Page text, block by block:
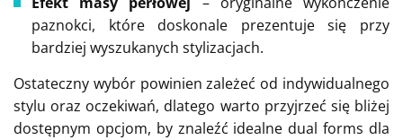
paznokci, które doskonale prezentuje się przy
bardziej wyszukanych stylizacjach.
Ostateczny wybór powinien zależeć od indywidualnego
stylu oraz oczekiwań, dlatego warto przyjrzeć się bliżej
dostępnym opcjom, by znaleźć idealne dual forms dla